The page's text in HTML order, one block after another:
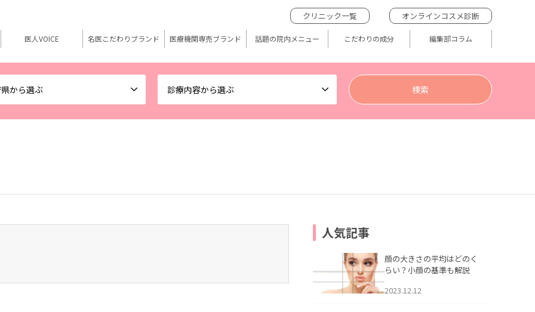
から選ぶ 診療内容から選ぶ
クリニック一覧 オンラインコスメ診断
医人VOICE 名医こだわりブランド 医療機関専売ブランド 話題の院内メニュー こだわりの成分 編集部コラム
人気記事
顔の大きさの平均はどのく
らい？小顔の基準も解説
2023.12.12